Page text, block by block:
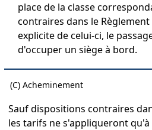
place de la classe
contraires dans le Règlement
explicite de celui-ci, le
d'occuper un siège à bord.
(C) Acheminement
Sauf dispositions contraires
les tarifs ne s'appliqueront